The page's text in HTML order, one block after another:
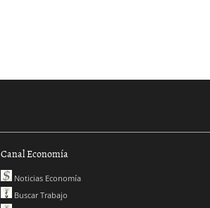
Canal Economía
Noticias Economía
Buscar Trabajo